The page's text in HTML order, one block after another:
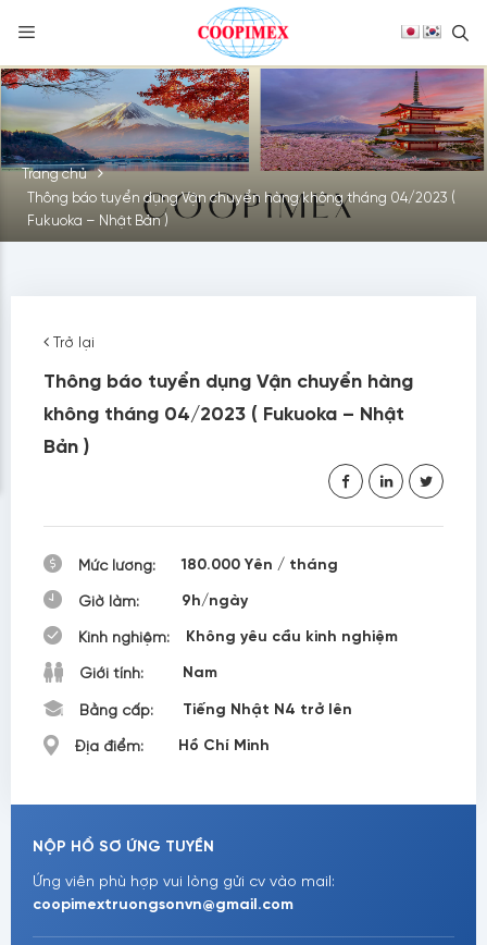
Skip
to
content
Trang chủ
Thông báo tuyển dụng Vận chuyển hàng không tháng 04/2023 (
Fukuoka – Nhật Bản )
Trở lại
Thông báo tuyển dụng Vận chuyển hàng
không tháng 04/2023 ( Fukuoka – Nhật
Bản )
Mức lương: 180.000 Yên / tháng
Giờ làm: 9h/ngày
Kinh nghiệm: Không yêu cầu kinh nghiệm
Giới tính: Nam
Bằng cấp: Tiếng Nhật N4 trở lên
Địa điểm: Hồ Chí Minh
NỘP HỒ SƠ ỨNG TUYỀN
Ứng viên phù hợp vui lòng gửi cv vào mail:
coopimextruongsonvn@gmail.com